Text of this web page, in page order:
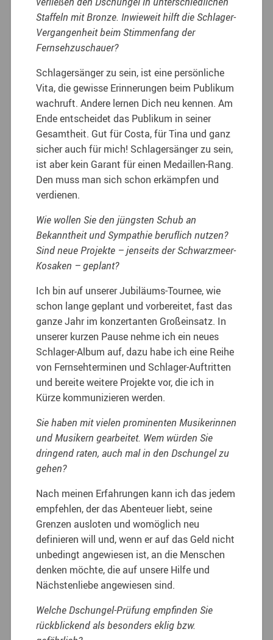
Staffeln mit Bronze. Inwieweit hilft die Schlager-
Vergangenheit beim Stimmenfang der
Fernsehzuschauer?
Schlagersänger zu sein, ist eine persönliche
Vita, die gewisse Erinnerungen beim Publikum
wachruft. Andere lernen Dich neu kennen. Am
Ende entscheidet das Publikum in seiner
Gesamtheit. Gut für Costa, für Tina und ganz
sicher auch für mich! Schlagersänger zu sein,
ist aber kein Garant für einen Medaillen-Rang.
Den muss man sich schon erkämpfen und
verdienen.
Wie wollen Sie den jüngsten Schub an
Bekanntheit und Sympathie beruflich nutzen?
Sind neue Projekte – jenseits der Schwarzmeer-
Kosaken – geplant?
Ich bin auf unserer Jubiläums-Tournee, wie
schon lange geplant und vorbereitet, fast das
ganze Jahr im konzertanten Großeinsatz. In
unserer kurzen Pause nehme ich ein neues
Schlager-Album auf, dazu habe ich eine Reihe
von Fernsehterminen und Schlager-Auftritten
und bereite weitere Projekte vor, die ich in
Kürze kommunizieren werden.
Sie haben mit vielen prominenten Musikerinnen
und Musikern gearbeitet. Wem würden Sie
dringend raten, auch mal in den Dschungel zu
gehen?
Nach meinen Erfahrungen kann ich das jedem
empfehlen, der das Abenteuer liebt, seine
Grenzen ausloten und womöglich neu
definieren will und, wenn er auf das Geld nicht
unbedingt angewiesen ist, an die Menschen
denken möchte, die auf unsere Hilfe und
Nächstenliebe angewiesen sind.
Welche Dschungel-Prüfung empfinden Sie
rückblickend als besonders eklig bzw.